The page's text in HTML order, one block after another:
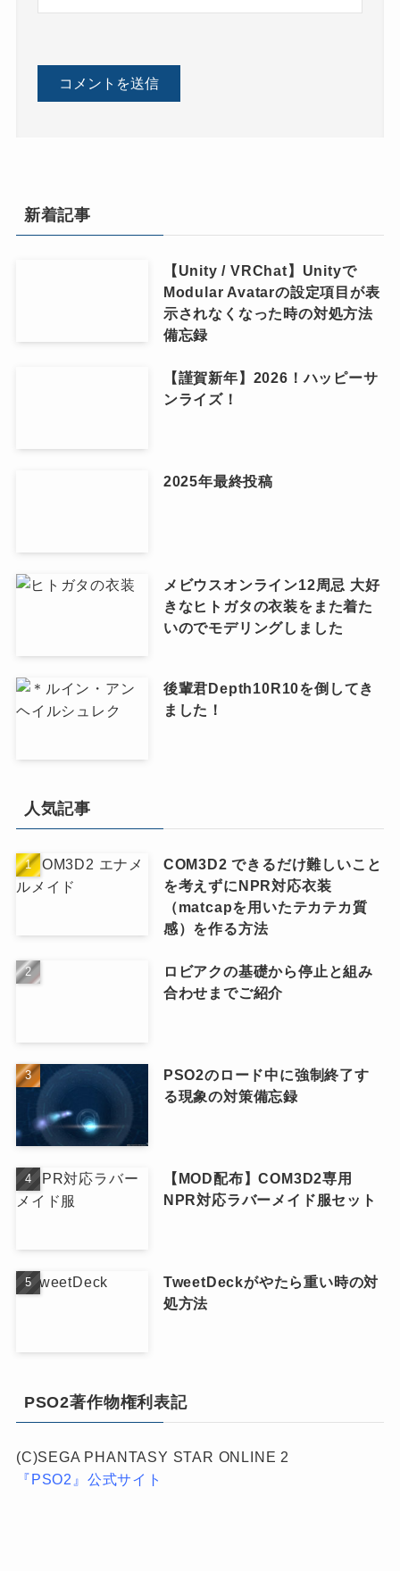
新着記事
【Unity / VRChat】Unityで
Modular Avatarの設定項目が表
示されなくなった時の対処方法
備忘録
【謹賀新年】2026！ハッピーサ
ンライズ！
2025年最終投稿
メビウスオンライン12周忌 大好
きなヒトガタの衣装をまた着た
いのでモデリングしました
後輩君Depth10R10を倒してき
ました！
人気記事
COM3D2 できるだけ難しいこと
を考えずにNPR対応衣装
（matcapを用いたテカテカ質
感）を作る方法
ロビアクの基礎から停止と組み
合わせまでご紹介
PSO2のロード中に強制終了す
る現象の対策備忘録
【MOD配布】COM3D2専用
NPR対応ラバーメイド服セット
TweetDeckがやたら重い時の対
処方法
PSO2著作物権利表記
(C)SEGA PHANTASY STAR ONLINE 2
『PSO2』公式サイト